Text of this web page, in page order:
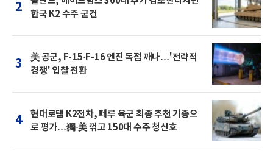
2
한국 K2 수주 굳건
3
美 공군, F-15·F-16 엔진 독점 깨나…'전략적
경쟁' 입찰 전환
4
현대로템 K2전차, 페루 육군 최종 추천 기종으
로 평가…獨·美 꺾고 150대 수주 청신호